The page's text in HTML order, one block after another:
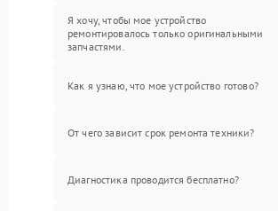
Я хочу, чтобы мое устройство
ремонтировалось только оригинальными
запчастями.
Как я узнаю, что мое устройство готово?
От чего зависит срок ремонта техники?
Диагностика проводится бесплатно?